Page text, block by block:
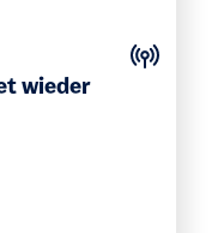
wieder